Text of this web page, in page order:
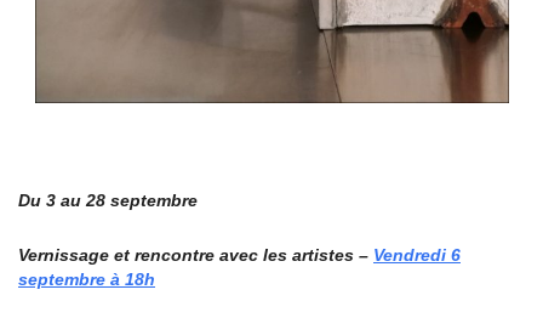
Du 3 au 28 septembre
Vernissage et rencontre avec les artistes – Vendredi 6
septembre à 18h